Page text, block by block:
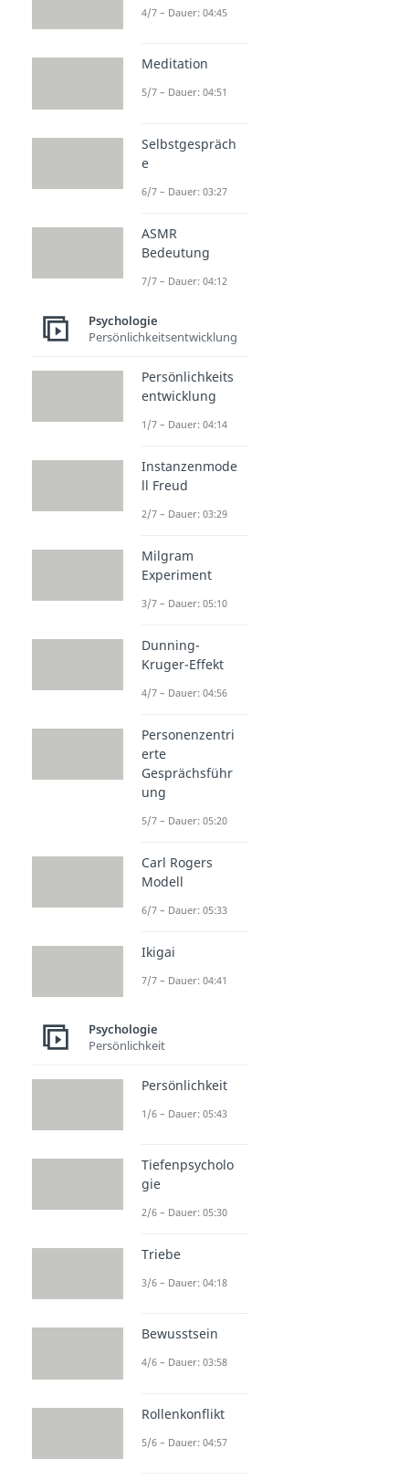
4/7 – Dauer: 04:45
Meditation
5/7 – Dauer: 04:51
Selbstgespräch
e
6/7 – Dauer: 03:27
ASMR
Bedeutung
7/7 – Dauer: 04:12
Psychologie
Persönlichkeitsentwicklung
Persönlichkeits
entwicklung
1/7 – Dauer: 04:14
Instanzenmode
ll Freud
2/7 – Dauer: 03:29
Milgram
Experiment
3/7 – Dauer: 05:10
Dunning-
Kruger-Effekt
4/7 – Dauer: 04:56
Personenzentri
erte
Gesprächsführ
ung
5/7 – Dauer: 05:20
Carl Rogers
Modell
6/7 – Dauer: 05:33
Ikigai
7/7 – Dauer: 04:41
Psychologie
Persönlichkeit
Persönlichkeit
1/6 – Dauer: 05:43
Tiefenpsycholo
gie
2/6 – Dauer: 05:30
Triebe
3/6 – Dauer: 04:18
Bewusstsein
4/6 – Dauer: 03:58
Rollenkonflikt
5/6 – Dauer: 04:57